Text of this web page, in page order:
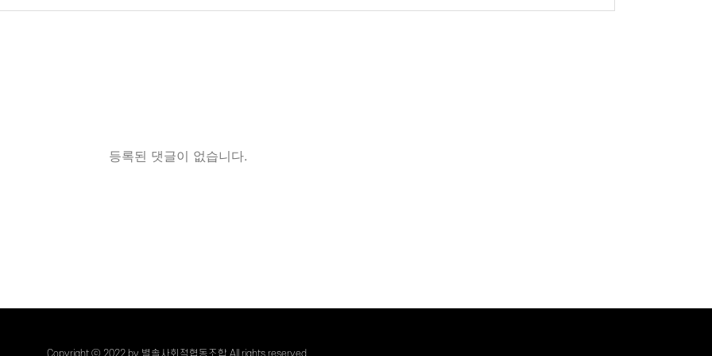
등록된 댓글이 없습니다.
Copyright ⓒ 2022 by 별솔사회적협동조합 All rights reserved.